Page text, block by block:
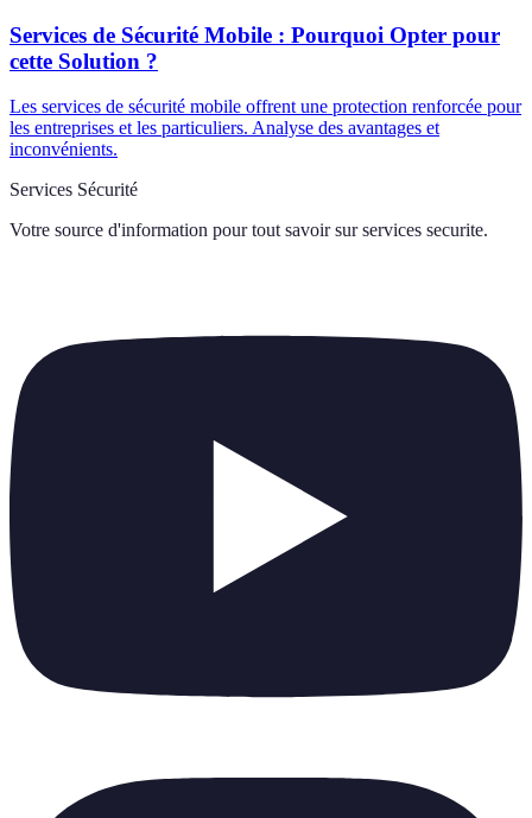
Services de Sécurité Mobile : Pourquoi Opter pour
cette Solution ?
Les services de sécurité mobile offrent une protection renforcée pour
les entreprises et les particuliers. Analyse des avantages et
inconvénients.
Services Sécurité
Votre source d'information pour tout savoir sur services securite.